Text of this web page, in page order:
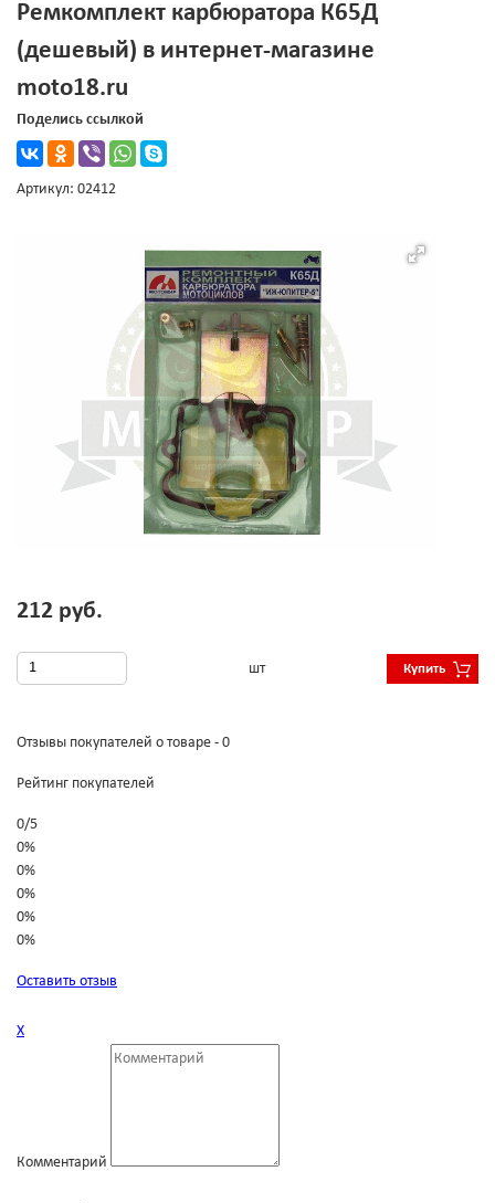
Ремкомплект карбюратора К65Д
(дешевый) в интернет-магазине
moto18.ru
Поделись ссылкой
Артикул: 02412
212 руб.
шт Купить
Отзывы покупателей о товаре - 0
Рейтинг покупателей
0/5
0%
0%
0%
0%
0%
Оставить отзыв
Х
Комментарий